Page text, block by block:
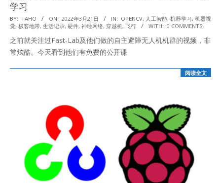
学习
2022-
03-
21
BY: TAHO ON: 2022年3月21日 IN: OPENCV, 人工智能, 机器学习, 机器视
觉, 极客地带, 生活记录, 硬件, 神经网络, 穿越机, 飞行 WITH: 0 COMMENTS
之前就关注过Fast-Lab及他们做的自主避障无人机机群的视频，非
常炫酷。今天看到他们有免费的公开课
阅读全文